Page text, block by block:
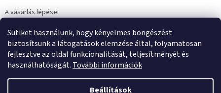
Sütiket használunk, hogy kényelmes böngészést
biztosítsunk a látogatások elemzése által, folyamatosan
fejlesztve az oldal funkcionalitását, teljesítményét és
használhatóságát. További információk
Beállítások
A vásárlás lépései
Adatkezelési tájékoztató
Elérhetőségek